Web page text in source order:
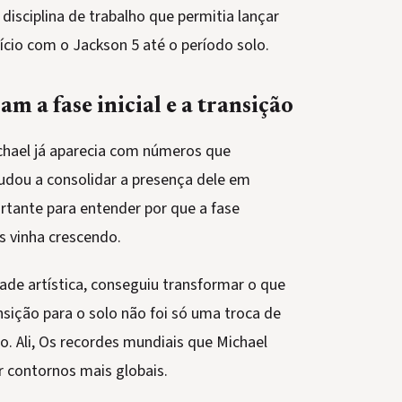
de trabalho que permitia lançar
com o Jackson 5 até o período solo.
a fase inicial e a transição
já aparecia com números que
a consolidar a presença dele em
para entender por que a fase
vinha crescendo.
artística, conseguiu transformar o que
para o solo não foi só uma troca de
Os recordes mundiais que Michael
contornos mais globais.